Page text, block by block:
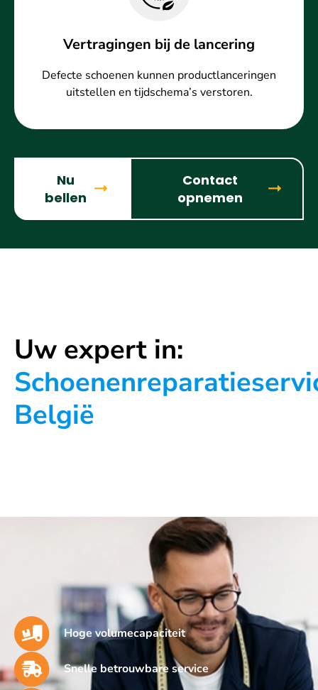
Vertragingen bij de lancering
Defecte schoenen kunnen productlanceringen
uitstellen en tijdschema’s verstoren.
Nu
bellen
Contact
opnemen
Uw expert in:
België
Hoge volumecapaciteit
Snelle betrouwbare service